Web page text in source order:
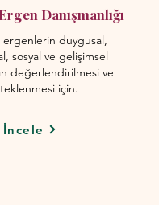
Danışmanlığı
ergenlerin duygusal,
sosyal ve gelişimsel
değerlendirilmesi ve
için.
İncele